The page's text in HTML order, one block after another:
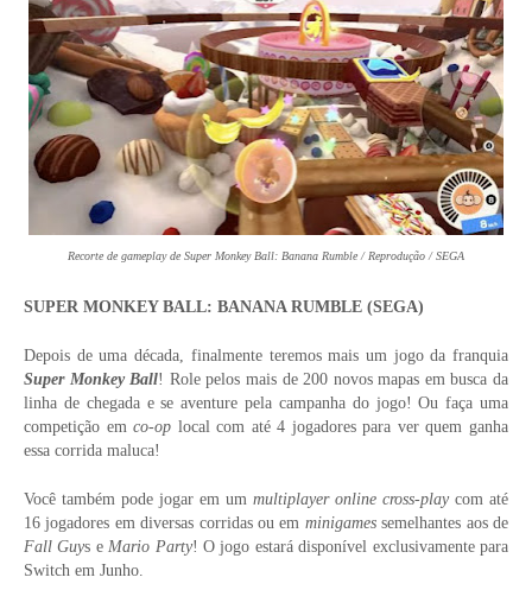
Recorte de gameplay de Super Monkey Ball: Banana Rumble / Reprodução / SEGA
SUPER MONKEY BALL: BANANA RUMBLE (SEGA)
Depois de uma década, finalmente teremos mais um jogo da franquia
Super Monkey Ball! Role pelos mais de 200 novos mapas em busca da
linha de chegada e se aventure pela campanha do jogo! Ou faça uma
competição emco-op local com até 4 jogadores para ver quem ganha
essa corrida maluca!
Você também pode jogar em um multiplayer online cross-playcom até
16 jogadores em diversas corridas ou em minigamessemelhantes aos de
Fall Guys eMario Party! O jogo estará disponível exclusivamente para
Switch em Junho.